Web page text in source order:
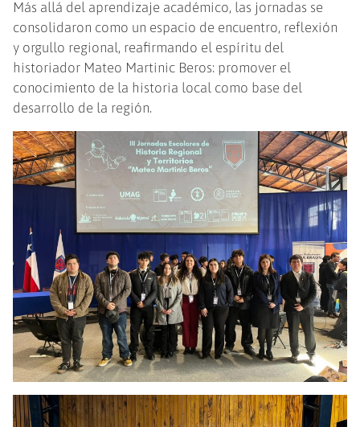
Más allá del aprendizaje académico, las jornadas se
consolidaron como un espacio de encuentro, reflexión
y orgullo regional, reafirmando el espíritu del
historiador Mateo Martinic Beros: promover el
conocimiento de la historia local como base del
desarrollo de la región.